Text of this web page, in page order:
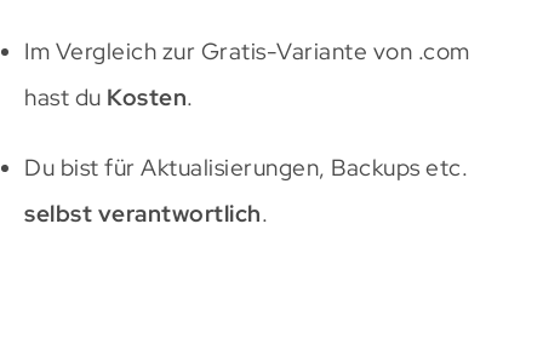
Im Vergleich zur Gratis-Variante von .com
hast du Kosten.
Du bist für Aktualisierungen, Backups etc.
selbst verantwortlich.